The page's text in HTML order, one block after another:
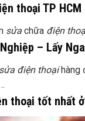
thoại TP HCM
sửa chữa điện
– Lấy
điện thoạihàng
thoại tốt nhất ở